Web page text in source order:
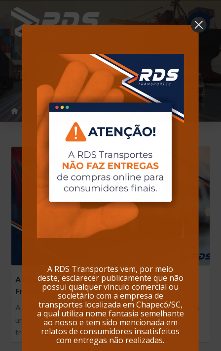
Notícias
Home Notícias #SegurançaNoTransporte
A Importância do Checklist na Gestão de
Frotas
A utilização de checklists veiculares digitais possibilita
um acompanhamento detalhado de cada veículo da
frota, permitindo: ✅ Inspeções veiculares digitais…
A RDS Transportes vem, por meio
deste, esclarecer publicamente que não
possui qualquer vínculo comercial ou
societário com a empresa de
transportes localizada em Chapecó/SC,
a qual utiliza nome fantasia semelhante
ao nosso e tem sido mencionada em
relatos de consumidores insatisfeitos
com entregas não realizadas.